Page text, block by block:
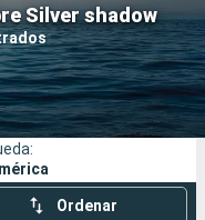
Silver shadow
Compañías
Ordenar